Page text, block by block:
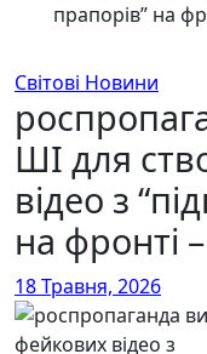
прапорів” на
Світові Новини
ШІ для
відео з
на фронті
18 Травня, 2026